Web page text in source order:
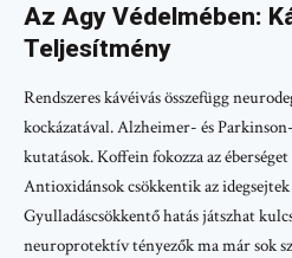
Az Agy Védelmében:
Teljesítmény
Rendszeres kávéivás összefügg
kockázatával. Alzheimer- és
kutatások. Koffein fokozza az
Antioxidánsok csökkentik az
Gyulladáscsökkentő hatás játszhat
neuroprotektív tényezők ma már sok